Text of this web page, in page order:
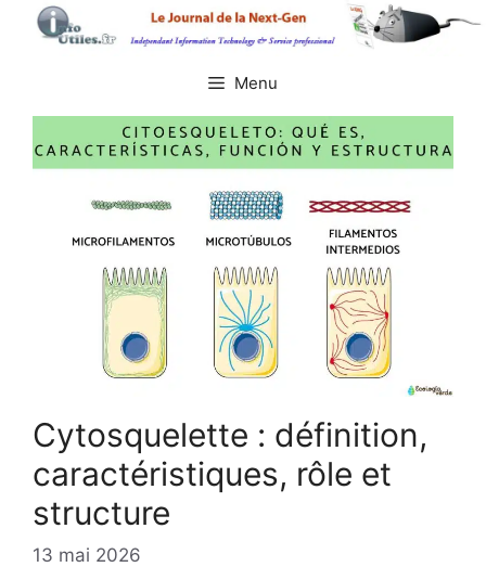
Aller
Menu
Cytosquelette : définition,
caractéristiques, rôle et
structure
13 mai 2026